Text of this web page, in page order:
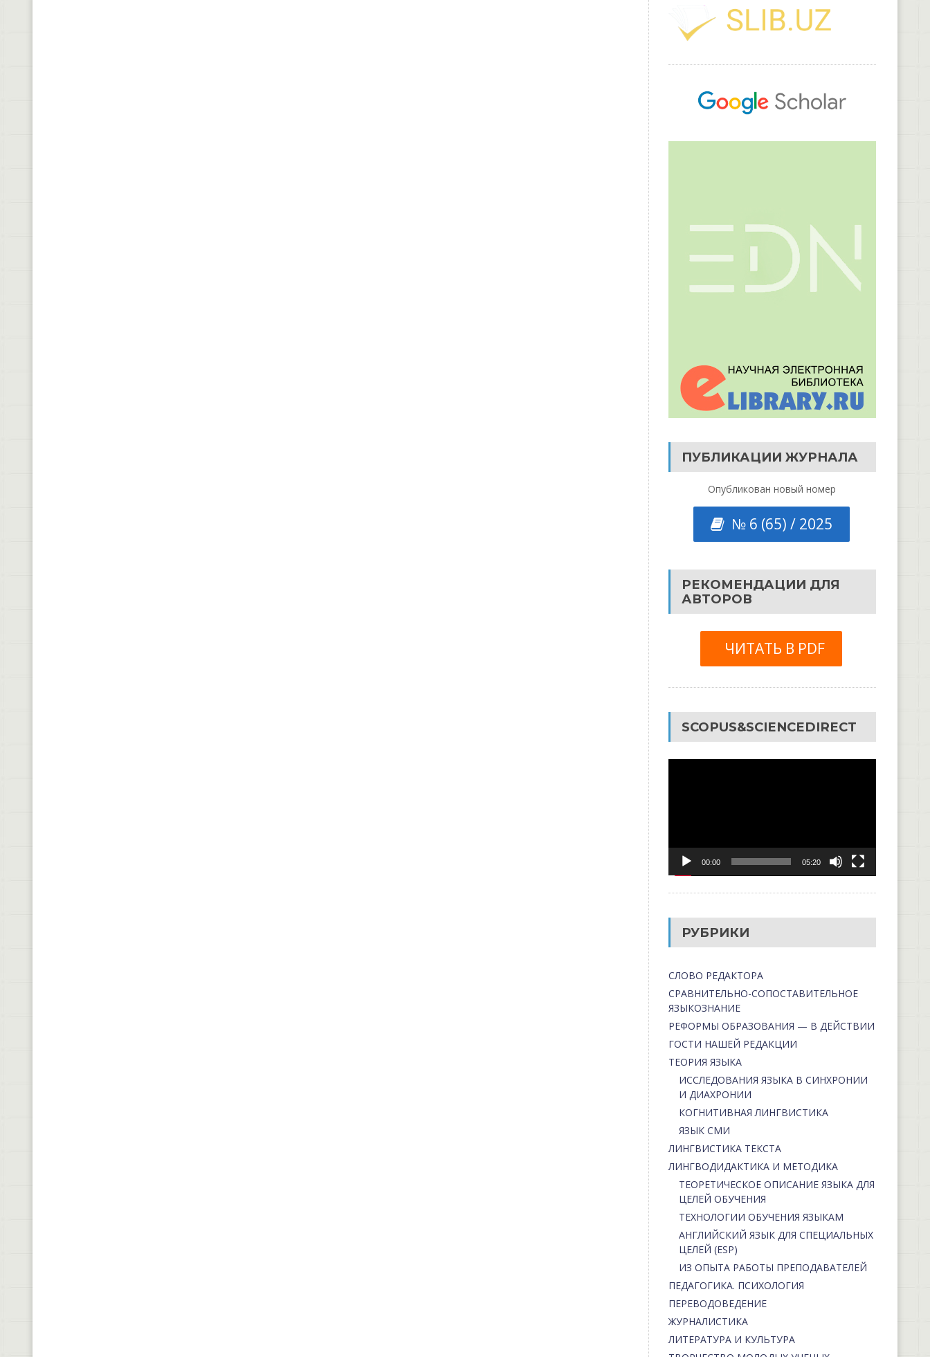
ПУБЛИКАЦИИ ЖУРНАЛА
Опубликован новый номер
№ 6 (65) / 2025
РЕКОМЕНДАЦИИ ДЛЯ
АВТОРОВ
ЧИТАТЬ В PDF
SCOPUS&SCIENCEDIRECT
00:00 05:20
РУБРИКИ
СЛОВО РЕДАКТОРА
СРАВНИТЕЛЬНО-СОПОСТАВИТЕЛЬНОЕ
ЯЗЫКОЗНАНИЕ
РЕФОРМЫ ОБРАЗОВАНИЯ — В ДЕЙСТВИИ
ГОСТИ НАШЕЙ РЕДАКЦИИ
ТЕОРИЯ ЯЗЫКА
ИССЛЕДОВАНИЯ ЯЗЫКА В СИНХРОНИИ
И ДИАХРОНИИ
КОГНИТИВНАЯ ЛИНГВИСТИКА
ЯЗЫК СМИ
ЛИНГВИСТИКА ТЕКСТА
ЛИНГВОДИДАКТИКА И МЕТОДИКА
ТЕОРЕТИЧЕСКОЕ ОПИСАНИЕ ЯЗЫКА ДЛЯ
ЦЕЛЕЙ ОБУЧЕНИЯ
ТЕХНОЛОГИИ ОБУЧЕНИЯ ЯЗЫКАМ
АНГЛИЙСКИЙ ЯЗЫК ДЛЯ СПЕЦИАЛЬНЫХ
ЦЕЛЕЙ (ESP)
ИЗ ОПЫТА РАБОТЫ ПРЕПОДАВАТЕЛЕЙ
ПЕДАГОГИКА. ПСИХОЛОГИЯ
ПЕРЕВОДОВЕДЕНИЕ
ЖУРНАЛИСТИКА
ЛИТЕРАТУРА И КУЛЬТУРА